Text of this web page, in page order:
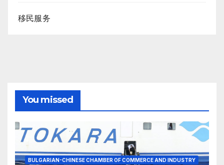
移民服务
You missed
BULGARIAN-CHINESE CHAMBER OF COMMERCE AND INDUSTRY